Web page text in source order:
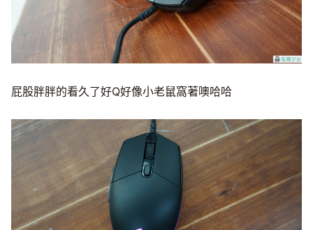
屁股胖胖的看久了好Q好像小老鼠窩著噢哈哈